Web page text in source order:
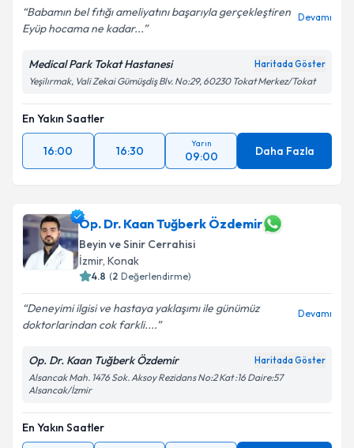
Babamın bel fıtığı ameliyatını başarıyla gerçekleştiren
Eyüp hocama ne kadar...
Devamı
Medical Park Tokat Hastanesi Haritada Göster
Yeşilırmak, Vali Zekai Gümüşdiş Blv. No:29, 60230 Tokat Merkez/Tokat
En Yakın Saatler
16:00 16:30
Yarın
09:00 Daha Fazla
Op. Dr. Kaan Tuğberk Özdemir
Beyin ve Sinir Cerrahisi
İzmir, Konak
4.8 (2 Değerlendirme)
Deneyimi ilgisi ve hastaya yaklaşımı ile günümüz
doktorlarindan cok farkli....
Devamı
Op. Dr. Kaan Tuğberk Özdemir Haritada Göster
Alsancak Mah. 1476 Sok. Aksoy Rezidans No:2 Kat :16 Daire:57
Alsancak/İzmir
En Yakın Saatler